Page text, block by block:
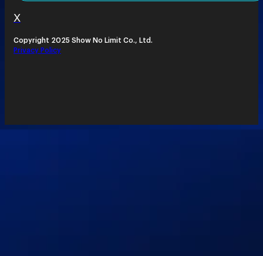
X
Copyright 2025 Show No Limit Co., Ltd.
Privacy Policy